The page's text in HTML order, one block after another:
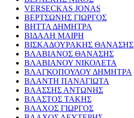
VERSECKAS JONAS
ΒΕΡΤΣΩΝΗΣ ΓΙΩΡΓΟΣ
ΒΗΤΤΑ ΔΗΜΗΤΡΑ
ΒΙΔΑΛΗ ΜΑΙΡΗ
ΒΙΣΚΑΔΟΥΡΑΚΗΣ ΘΑΝΑΣΗΣ
ΒΛΑΒΙΑΝΟΣ ΘΑΝΑΣΗΣ
ΒΛΑΒΙΑΝΟΥ ΝΙΚΟΛΕΤΑ
ΒΛΑΓΚΟΠΟΥΛΟΥ ΔΗΜΗΤΡΑ
ΒΛΑΝΤΗ ΠΑΝΑΓΙΩΤΑ
ΒΛΑΣΣΗΣ ΑΝΤΩΝΗΣ
ΒΛΑΣΤΟΣ ΤΑΚΗΣ
ΒΛΑΧΟΣ ΓΙΩΡΓΟΣ